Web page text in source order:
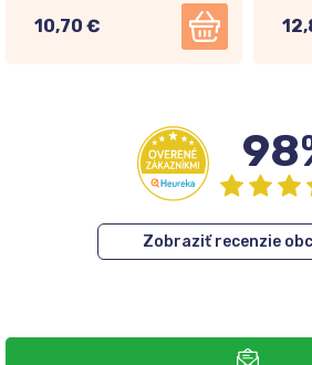
10,70 €
Zobraziť recenzie